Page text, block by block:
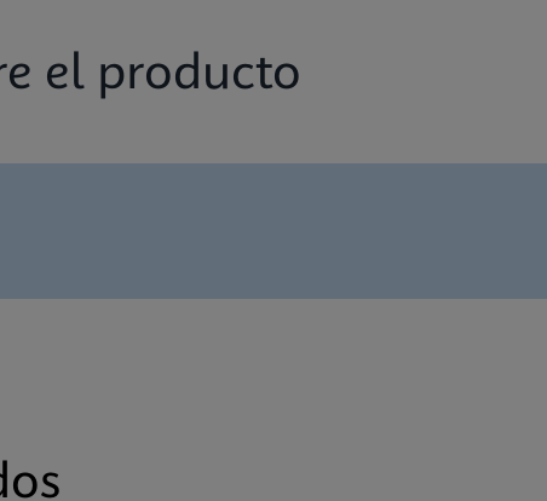
el producto
Reference Sheet CE-IVD (English) (GPM Reference Sheet)